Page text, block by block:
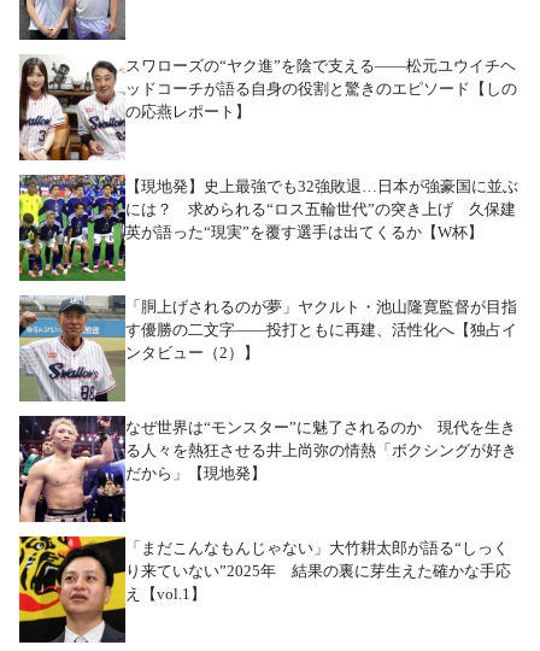
スワローズの“ヤク進”を陰で支える――松元ユウイチヘ
ッドコーチが語る自身の役割と驚きのエピソード【しの
の応燕レポート】
【現地発】史上最強でも32強敗退…日本が強豪国に並ぶ
には？ 求められる“ロス五輪世代”の突き上げ 久保建
英が語った“現実”を覆す選手は出てくるか【W杯】
「胴上げされるのが夢」ヤクルト・池山隆寛監督が目指
す優勝の二文字――投打ともに再建、活性化へ【独占イ
ンタビュー（2）】
なぜ世界は“モンスター”に魅了されるのか 現代を生き
る人々を熱狂させる井上尚弥の情熱「ボクシングが好き
だから」【現地発】
「まだこんなもんじゃない」大竹耕太郎が語る“しっく
り来ていない”2025年 結果の裏に芽生えた確かな手応
え【vol.1】